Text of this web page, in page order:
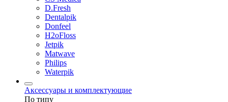
D.Fresh
Dentalpik
Donfeel
H2oFloss
Jetpik
Matwave
Philips
Waterpik
Аксессуары и комплектующие
По типу